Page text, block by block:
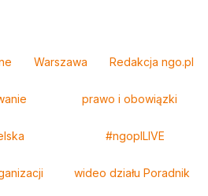
Warszawa Redakcja ngo.pl
prawo i obowiązki
#ngoplLIVE
wideo działu Poradnik